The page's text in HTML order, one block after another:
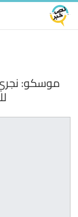
موسكو: